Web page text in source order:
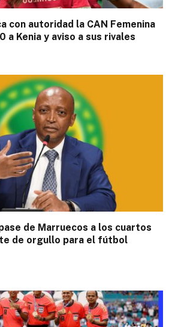
con autoridad la CAN Femenina
a Kenia y aviso a sus rivales
de Marruecos a los cuartos
de orgullo para el fútbol